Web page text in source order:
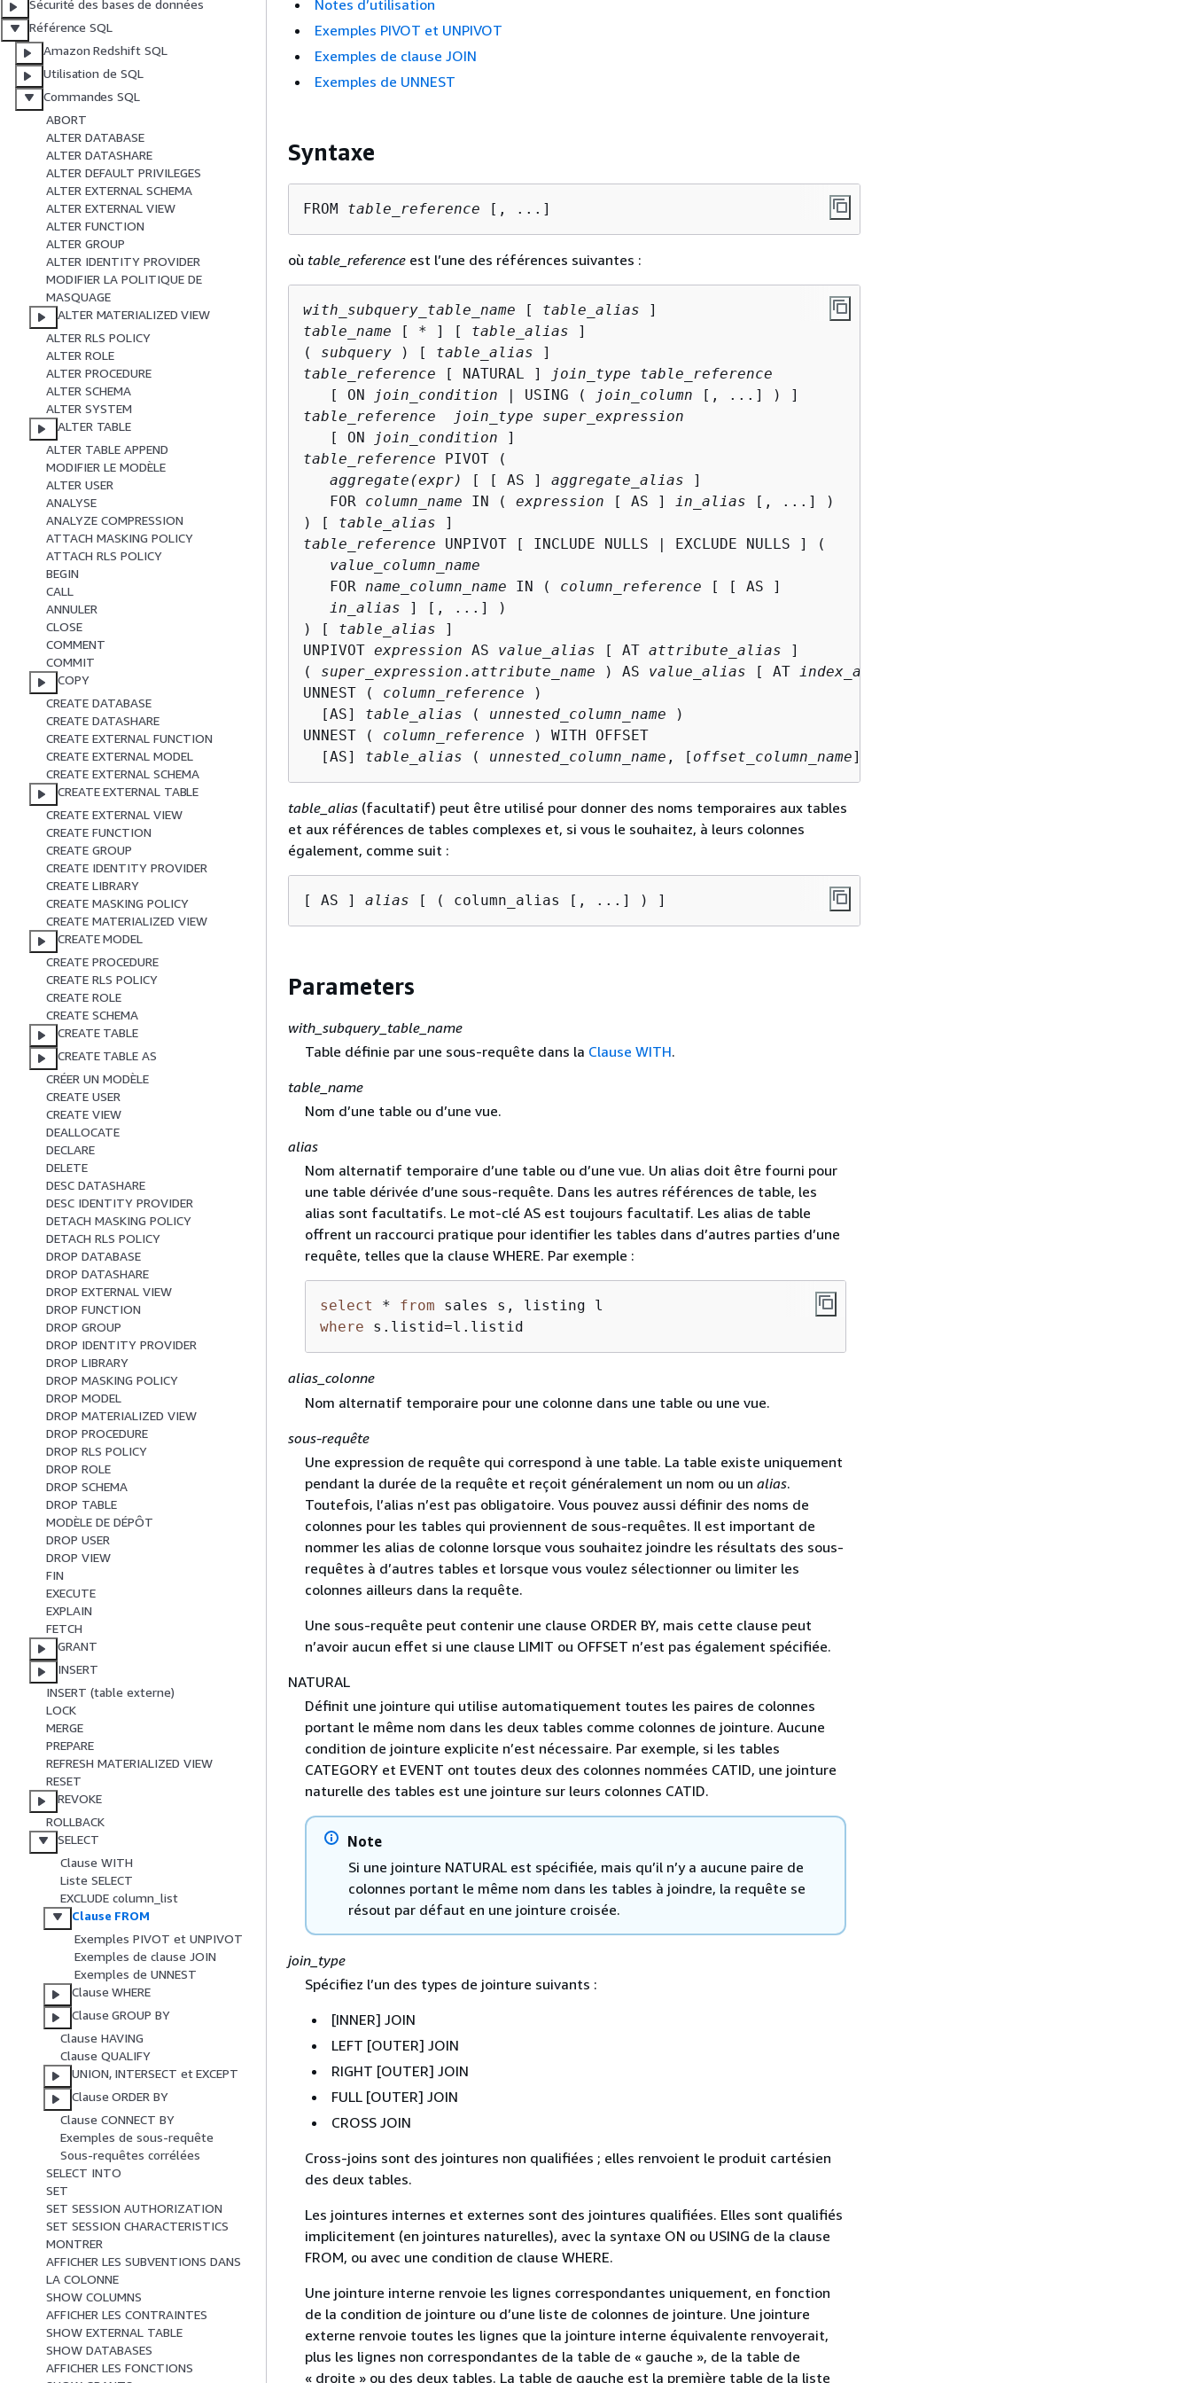
Sécurité des bases de données
Référence SQL
Amazon Redshift SQL
Utilisation de SQL
Commandes SQL
ABORT
ALTER DATABASE
ALTER DATASHARE
ALTER DEFAULT PRIVILEGES
ALTER EXTERNAL SCHEMA
ALTER EXTERNAL VIEW
ALTER FUNCTION
ALTER GROUP
ALTER IDENTITY PROVIDER
MODIFIER LA POLITIQUE DE
MASQUAGE
ALTER MATERIALIZED VIEW
ALTER RLS POLICY
ALTER ROLE
ALTER PROCEDURE
ALTER SCHEMA
ALTER SYSTEM
ALTER TABLE
ALTER TABLE APPEND
MODIFIER LE MODÈLE
ALTER USER
ANALYSE
ANALYZE COMPRESSION
ATTACH MASKING POLICY
ATTACH RLS POLICY
BEGIN
CALL
ANNULER
CLOSE
COMMENT
COMMIT
COPY
CREATE DATABASE
CREATE DATASHARE
CREATE EXTERNAL FUNCTION
CREATE EXTERNAL MODEL
CREATE EXTERNAL SCHEMA
CREATE EXTERNAL TABLE
CREATE EXTERNAL VIEW
CREATE FUNCTION
CREATE GROUP
CREATE IDENTITY PROVIDER
CREATE LIBRARY
CREATE MASKING POLICY
CREATE MATERIALIZED VIEW
CREATE MODEL
CREATE PROCEDURE
CREATE RLS POLICY
CREATE ROLE
CREATE SCHEMA
CREATE TABLE
CREATE TABLE AS
CRÉER UN MODÈLE
CREATE USER
CREATE VIEW
DEALLOCATE
DECLARE
DELETE
DESC DATASHARE
DESC IDENTITY PROVIDER
DETACH MASKING POLICY
DETACH RLS POLICY
DROP DATABASE
DROP DATASHARE
DROP EXTERNAL VIEW
DROP FUNCTION
DROP GROUP
DROP IDENTITY PROVIDER
DROP LIBRARY
DROP MASKING POLICY
DROP MODEL
DROP MATERIALIZED VIEW
DROP PROCEDURE
DROP RLS POLICY
DROP ROLE
DROP SCHEMA
DROP TABLE
MODÈLE DE DÉPÔT
DROP USER
DROP VIEW
FIN
EXECUTE
EXPLAIN
FETCH
GRANT
INSERT
INSERT (table externe)
LOCK
MERGE
PREPARE
REFRESH MATERIALIZED VIEW
RESET
REVOKE
ROLLBACK
SELECT
Clause WITH
Liste SELECT
EXCLUDE column_list
Clause FROM
Exemples PIVOT et UNPIVOT
Exemples de clause JOIN
Exemples de UNNEST
Clause WHERE
Clause GROUP BY
Clause HAVING
Clause QUALIFY
UNION, INTERSECT et EXCEPT
Clause ORDER BY
Clause CONNECT BY
Exemples de sous-requête
Sous-requêtes corrélées
SELECT INTO
SET
SET SESSION AUTHORIZATION
SET SESSION CHARACTERISTICS
MONTRER
AFFICHER LES SUBVENTIONS DANS
LA COLONNE
SHOW COLUMNS
AFFICHER LES CONTRAINTES
SHOW EXTERNAL TABLE
SHOW DATABASES
AFFICHER LES FONCTIONS
Notes d’utilisation
Exemples PIVOT et UNPIVOT
Exemples de clause JOIN
Exemples de UNNEST
Syntaxe
FROM table_reference [, ...]
où table_reference est l’une des références suivantes :
with_subquery_table_name [ table_alias
table_name [ * ] [ table_alias ]
( subquery ) [ table_alias
table_reference [ NATURAL ]
join_type table_reference
   [ ON
join_condition | USING ( join_column
table_reference
join_type
super_expression
   [ ON
join_condition
table_reference PIVOT (
aggregate(expr)
[ [ AS ] aggregate_alias ]
   FOR
column_name IN ( expression [ AS ] in_alias [, ...] )
) [ table_alias
table_reference UNPIVOT [ INCLUDE NULLS | EXCLUDE NULLS ] (
value_column_name
   FOR
name_column_name IN ( column_reference [ [ AS ]
in_alias ] [, ...] )
) [ table_alias ]
UNPIVOT expression AS value_alias [ AT attribute_alias ]
( super_expression . attribute_name ) AS value_alias [ AT index_alias
UNNEST ( column_reference )
  [AS]
table_alias ( unnested_column_name )
UNNEST ( column_reference ) WITH OFFSET
  [AS]
table_alias ( unnested_column_name , [ offset_column_name] )
table_alias (facultatif) peut être utilisé pour donner des noms temporaires aux tables
et aux références de tables complexes et, si vous le souhaitez, à leurs colonnes
également, comme suit :
[ AS ] alias [ ( column_alias [, ...] ) ]
Parameters
with_subquery_table_name
Table définie par une sous-requête dans la Clause WITH.
table_name
Nom d’une table ou d’une vue.
alias
Nom alternatif temporaire d’une table ou d’une vue. Un alias doit être fourni pour
une table dérivée d’une sous-requête. Dans les autres références de table, les
alias sont facultatifs. Le mot-clé AS est toujours facultatif. Les alias de table
offrent un raccourci pratique pour identifier les tables dans d’autres parties d’une
requête, telles que la clause WHERE. Par exemple :
select * from
where s.listid=l.listid
alias_colonne
Nom alternatif temporaire pour une colonne dans une table ou une vue.
sous-requête
Une expression de requête qui correspond à une table. La table existe uniquement
pendant la durée de la requête et reçoit généralement un nom ou un alias.
Toutefois, l’alias n’est pas obligatoire. Vous pouvez aussi définir des noms de
colonnes pour les tables qui proviennent de sous-requêtes. Il est important de
nommer les alias de colonne lorsque vous souhaitez joindre les résultats des sous-
requêtes à d’autres tables et lorsque vous voulez sélectionner ou limiter les
colonnes ailleurs dans la requête.
Une sous-requête peut contenir une clause ORDER BY, mais cette clause peut
n’avoir aucun effet si une clause LIMIT ou OFFSET n’est pas également spécifiée.
NATURAL
Définit une jointure qui utilise automatiquement toutes les paires de colonnes
portant le même nom dans les deux tables comme colonnes de jointure. Aucune
condition de jointure explicite n’est nécessaire. Par exemple, si les tables
CATEGORY et EVENT ont toutes deux des colonnes nommées CATID, une jointure
naturelle des tables est une jointure sur leurs colonnes CATID.
Note
Si une jointure NATURAL est spécifiée, mais qu’il n’y a aucune paire de
colonnes portant le même nom dans les tables à joindre, la requête se
résout par défaut en une jointure croisée.
join_type
Spécifiez l’un des types de jointure suivants :
[INNER] JOIN
LEFT [OUTER] JOIN
RIGHT [OUTER] JOIN
FULL [OUTER] JOIN
CROSS JOIN
Cross-joins sont des jointures non qualifiées ; elles renvoient le produit cartésien
des deux tables.
Les jointures internes et externes sont des jointures qualifiées. Elles sont qualifiés
implicitement (en jointures naturelles), avec la syntaxe ON ou USING de la clause
FROM, ou avec une condition de clause WHERE.
Une jointure interne renvoie les lignes correspondantes uniquement, en fonction
de la condition de jointure ou d’une liste de colonnes de jointure. Une jointure
externe renvoie toutes les lignes que la jointure interne équivalente renvoyerait,
plus les lignes non correspondantes de la table de « gauche », de la table de
« droite » ou des deux tables. La table de gauche est la première table de la liste